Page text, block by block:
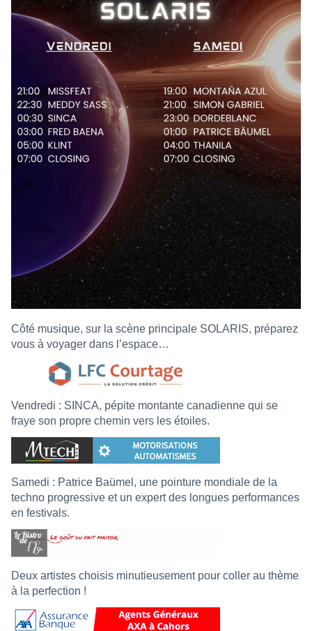
Côté musique, sur la scène principale SOLARIS, préparez
vous à voyager dans l’espace…
Vendredi : SINCA, pépite montante canadienne qui se
fraye son propre chemin vers les étoiles.
Samedi : Patrice Baümel, une pointure mondiale de la
techno progressive et un expert des longues performances
en festivals.
Deux artistes choisis minutieusement pour coller au thème
à la perfection !